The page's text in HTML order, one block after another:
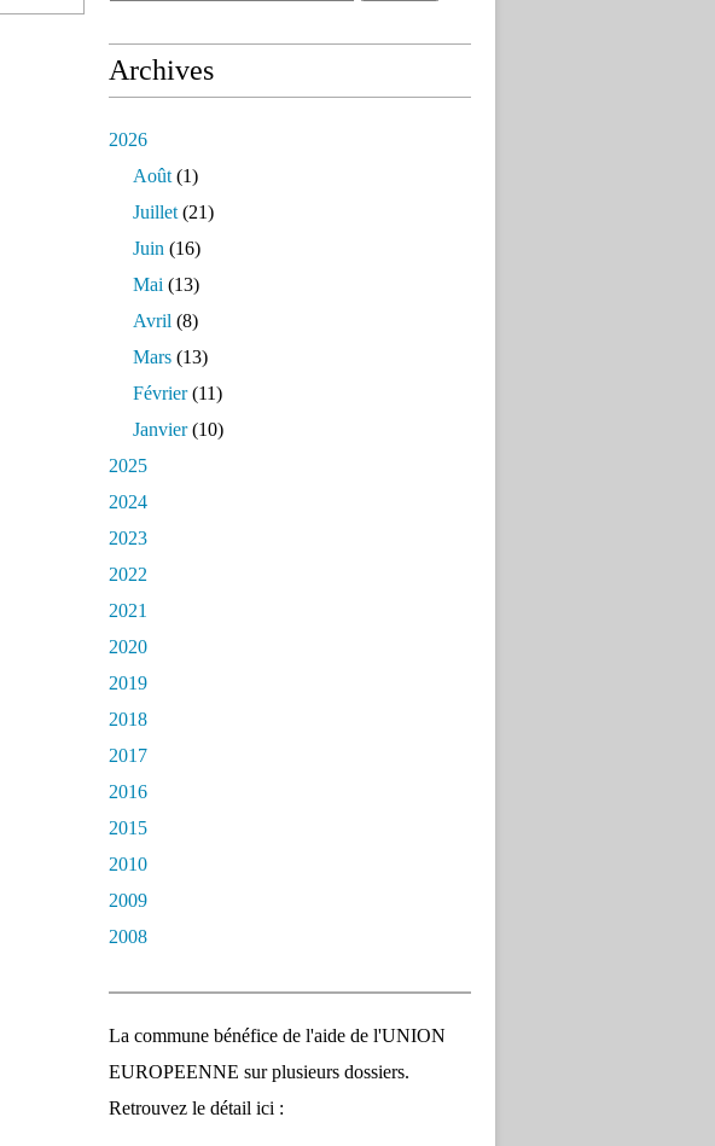
Archives
2026
Août (1)
Juillet (21)
Juin (16)
Mai (13)
Avril (8)
Mars (13)
Février(11)
Janvier(10)
2025
2024
2023
2022
2021
2020
2019
2018
2017
2016
2015
2010
2009
2008
La commune bénéfice de l'aide de l'UNION
EUROPEENNE sur plusieurs dossiers.
Retrouvez le détail ici :